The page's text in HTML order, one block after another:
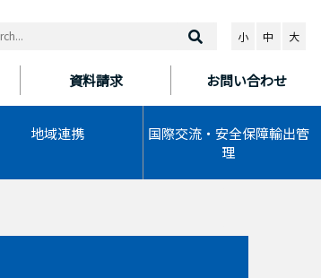
資料請求 お問い合わせ
地域連携
国際交流・安全保障輸出管
理
小 中 大